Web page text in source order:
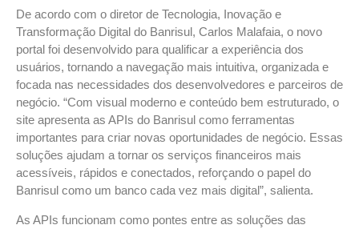
De acordo com o diretor de Tecnologia, Inovação e
Transformação Digital do Banrisul, Carlos Malafaia, o novo
portal foi desenvolvido para qualificar a experiência dos
usuários, tornando a navegação mais intuitiva, organizada e
focada nas necessidades dos desenvolvedores e parceiros de
negócio. “Com visual moderno e conteúdo bem estruturado, o
site apresenta as APIs do Banrisul como ferramentas
importantes para criar novas oportunidades de negócio. Essas
soluções ajudam a tornar os serviços financeiros mais
acessíveis, rápidos e conectados, reforçando o papel do
Banrisul como um banco cada vez mais digital”, salienta.
As APIs funcionam como pontes entre as soluções das